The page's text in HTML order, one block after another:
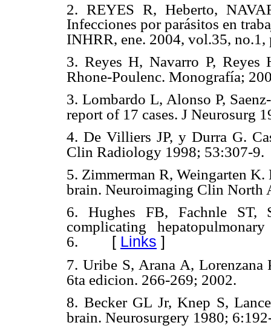
2. REYES R, Heberto,
Infecciones por parásitos en
INHRR, ene. 2004, vol.35, no.1,
3. Reyes H, Navarro P, Reyes
Rhone-Poulenc. Monografía;
3. Lombardo L, Alonso P,
report of 17 cases. J Neurosurg
4. De Villiers JP, y Durra G.
Clin Radiology 1998; 53:307-9.
5. Zimmerman R, Weingarten K.
brain. Neuroimaging Clin North
6. Hughes FB, Fachnle ST,
complicating
6. [ Links ]
7. Uribe S, Arana A, Lorenzana
6ta edicion. 266-269; 2002.
8. Becker GL Jr, Knep S,
brain. Neurosurgery 1980;